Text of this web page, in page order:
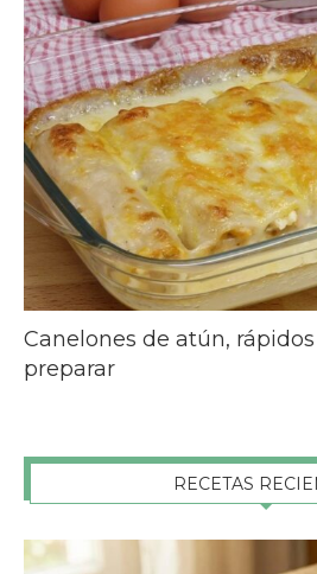
Canelones de atún,
preparar
RECETAS